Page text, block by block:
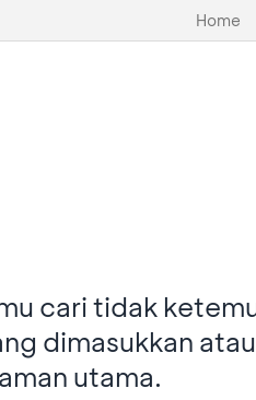
Home
cari tidak
dimasukkan atau
utama.